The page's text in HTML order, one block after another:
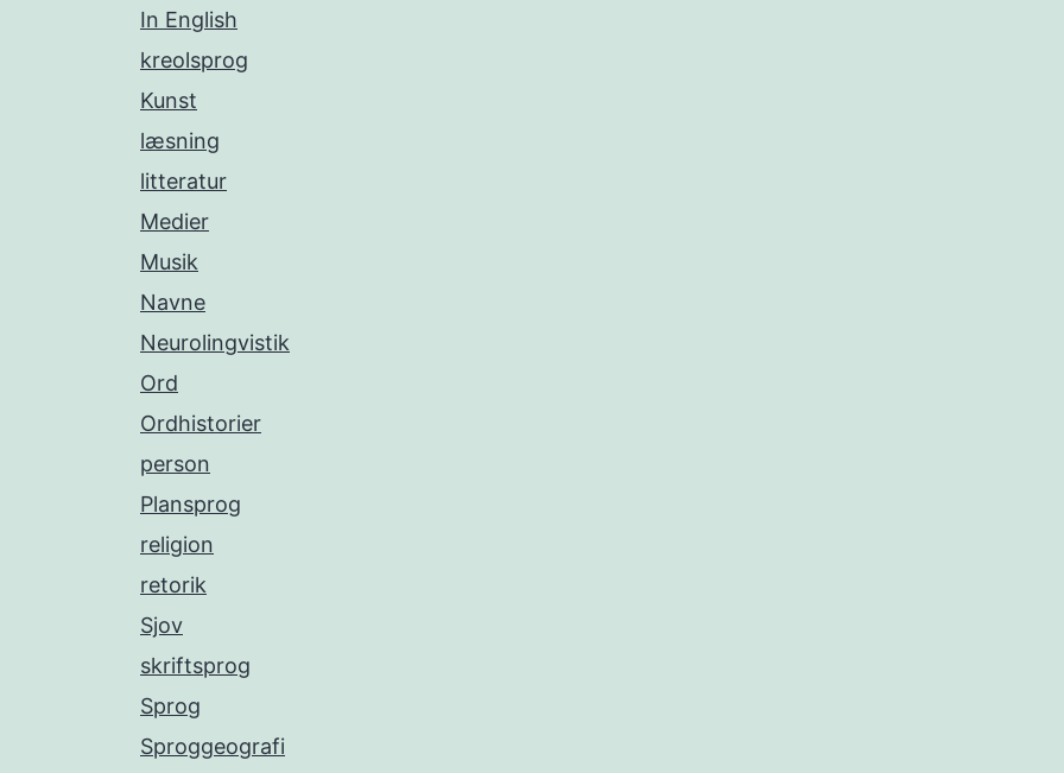
In English
kreolsprog
Kunst
læsning
litteratur
Medier
Musik
Navne
Neurolingvistik
Ord
Ordhistorier
person
Plansprog
religion
retorik
Sjov
skriftsprog
Sprog
Sproggeografi